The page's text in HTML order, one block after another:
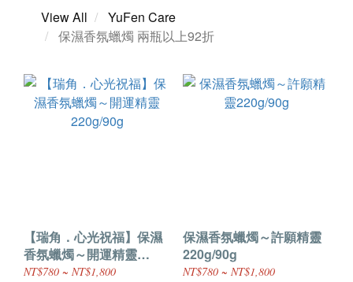
View All
YuFen Care
保濕香氛蠟燭 兩瓶以上92折
【瑞角．心光祝福】保濕
香氛蠟燭～開運精靈
220g/90g
NT$780 ~ NT$1,800
保濕香氛蠟燭～許願精靈
220g/90g
NT$780 ~ NT$1,800